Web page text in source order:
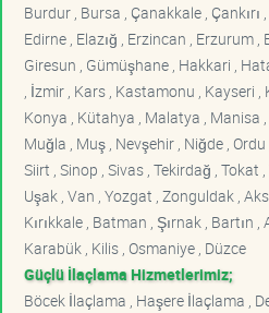
Burdur , Bursa , Çanakkale , Çankırı
Edirne , Elazığ , Erzincan , Erzurum ,
Giresun , Gümüşhane , Hakkari ,
, İzmir , Kars , Kastamonu , Kayseri ,
Konya , Kütahya , Malatya , Manisa
Muğla , Muş , Nevşehir , Niğde , Ordu
Siirt , Sinop , Sivas , Tekirdağ , Tokat
Uşak , Van , Yozgat , Zonguldak ,
Kırıkkale , Batman , Şırnak , Bartın ,
Karabük , Kilis , Osmaniye , Düzce
Güçlü İlaçlama Hizmetlerimiz;
Böcek İlaçlama , Haşere İlaçlama ,